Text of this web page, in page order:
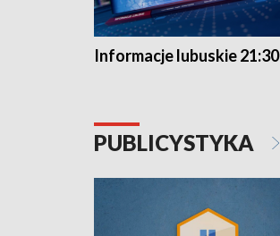
Informacje lubuskie 21:30
PUBLICYSTYKA